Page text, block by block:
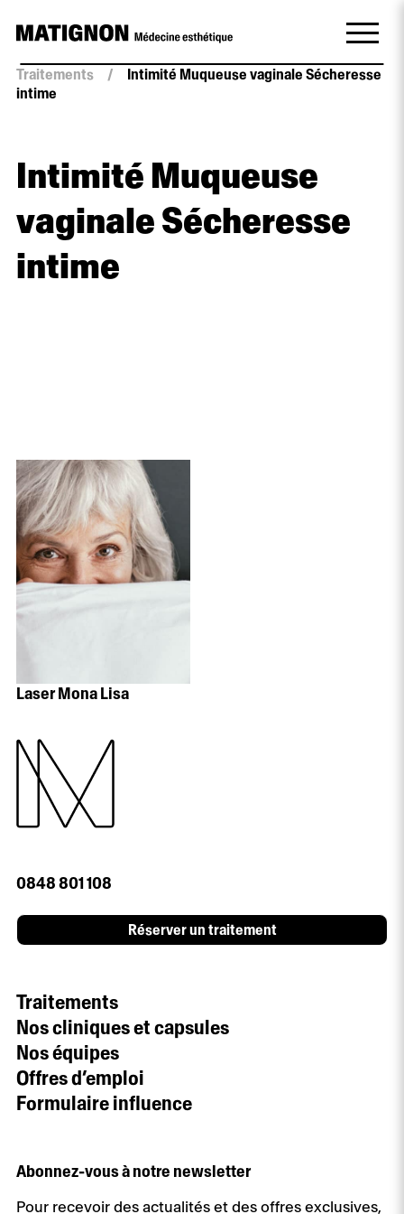
Traitements /
Intimité Muqueuse vaginale Sécheresse
intime
Intimité Muqueuse
vaginale Sécheresse
intime
Laser Mona Lisa
0848 801 108
Réserver un traitement
Traitements
Nos cliniques et capsules
Nos équipes
Offres d’emploi
Formulaire influence
Abonnez-vous à notre newsletter
Pour recevoir des actualités et des offres exclusives,